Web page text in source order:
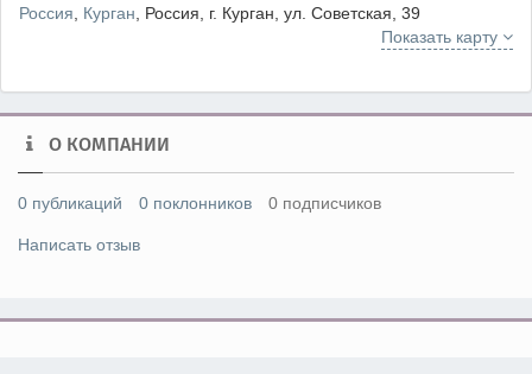
Россия, Курган, Россия, г. Курган, ул. Советская, 39
Показать карту
О КОМПАНИИ
0 публикаций 0 поклонников 0 подписчиков
Написать отзыв